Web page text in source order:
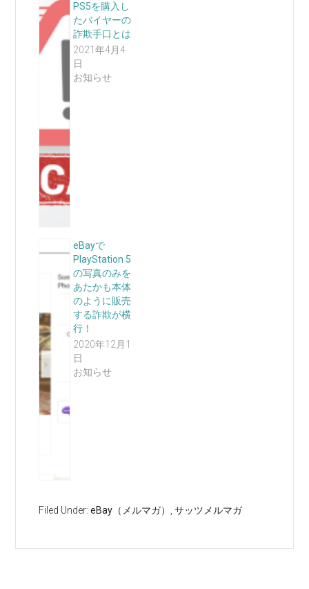
PS5を購入し
たバイヤーの
詐欺手口とは
2021年4月4
日
お知らせ
eBayで
PlayStation 5
の写真のみを
あたかも本体
のように販売
する詐欺が横
行！
2020年12月1
日
お知らせ
Filed Under:eBay（メルマガ） ,サッツメルマガ